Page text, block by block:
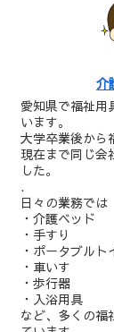
介
愛知県で福祉用
います。
大学卒業後から
現在まで同じ会
した。
.
日々の業務では
・介護ベッド
・手すり
・ポータブルト
・車いす
・歩行器
・入浴用具
など、多くの福